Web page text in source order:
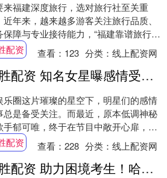
来福建深度旅行，选对旅行社至关重
近年来，越来越多游客关注旅行品质、
保障与专业接待能力，“福建靠谱旅行
“福建正规旅行社排行榜”等关键词成为
热....
配资 查看： 123 分类：线上配资网
融胜配资 知名女星曝感情受骗，41岁仍未婚，往事曝光令人意外_郁可唯_情感_经历
乐圈这片璀璨的星空下，明星们的感情
总是备受关注。而最近，原本低调神秘
手郁可唯，终于在节目中敞开心扉，谈
她过去那段令人心疼的感情经历。 这段
让....
配资 查看：228 分类：线上配资网
融胜配资 助力困境考生！哈尔滨市南岗区启动“爱心助考”专项行动_三孔桥_小娇_于海霞